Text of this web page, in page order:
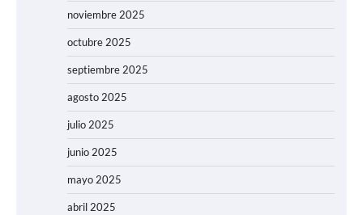
noviembre 2025
octubre 2025
septiembre 2025
agosto 2025
julio 2025
junio 2025
mayo 2025
abril 2025